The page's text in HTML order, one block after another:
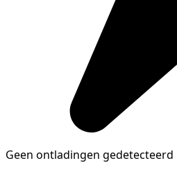
Geen ontladingen gedetecteerd